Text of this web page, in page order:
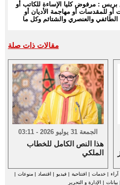
: مرفوض كليا الإساءة للكاتب أو
للمقدسات أو مهاجمة الأديان أو
الطائفي والعنصري والشتائم وكل ما
مقالات ذات صلة
الجمعة 31 يوليو 2026 - 03:11
هذا النص الكامل للخطاب
الملكي
آراء |خدمات | افتتاحية | فيديو | اقتصاد |منوعات |
| بيانات | الإدارة و التحرير